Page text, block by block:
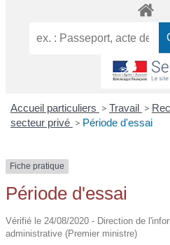
Accueil particuliers > Travail >
secteur privé > Période d'essai
Fiche pratique
Période d'essai
Vérifié le 24/08/2020 - Direction de
administrative (Premier ministre)